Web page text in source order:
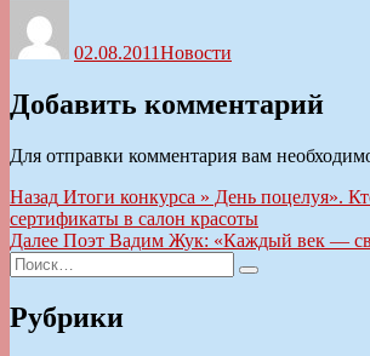
02.08.2011Новости
Добавить комментарий
Для отправки комментария вам
Навигация
по
записям
Назад Предыдущая
запись:
Итоги конкурса » День поцелуя».
сертификаты в салон красоты
Далее Следующая
Поэт Вадим Жук: «Каждый век —
Искать:
Поиск
Рубрики